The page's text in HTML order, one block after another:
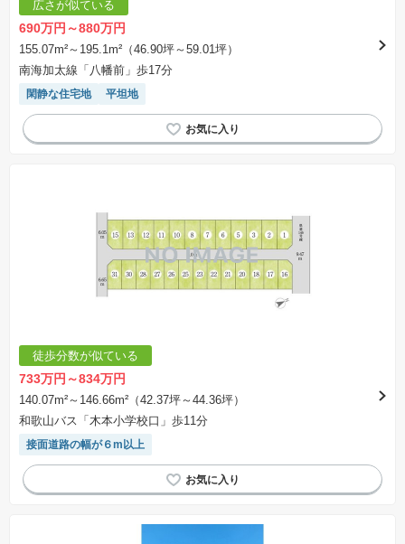
広さが似ている
690万円～880万円
155.07m²～195.1m²（46.90坪～59.01坪）
南海加太線「八幡前」歩17分
閑静な住宅地 平坦地
徒歩分数が似ている
733万円～834万円
140.07m²～146.66m²（42.37坪～44.36坪）
和歌山バス「木本小学校口」歩11分
接面道路の幅が６m以上